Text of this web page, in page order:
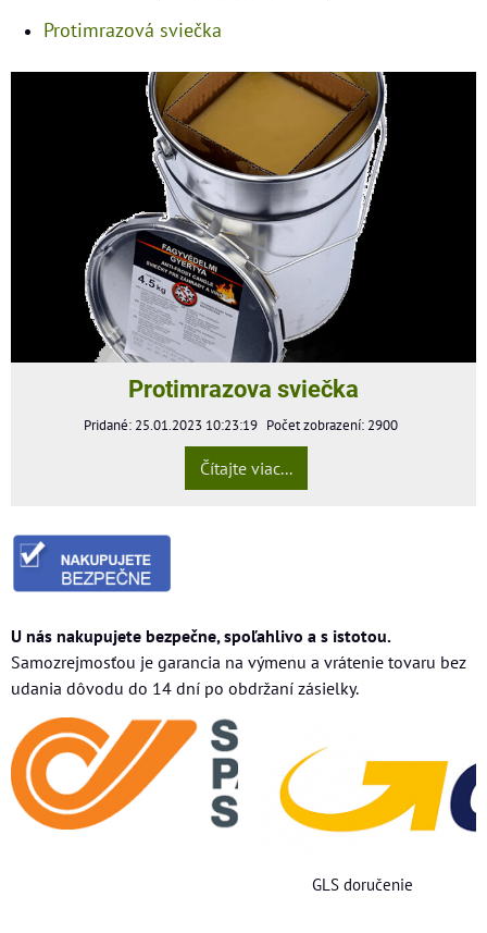
Protimrazová sviečka
Protimrazova sviečka
Pridané: 25.01.2023 10:23:19 Počet zobrazení: 2900
Čítajte viac...
U nás nakupujete bezpečne, spoľahlivo a s istotou.
Samozrejmosťou je garancia na výmenu a vrátenie tovaru bez
udania dôvodu do 14 dní po obdržaní zásielky.
GLS doručenie